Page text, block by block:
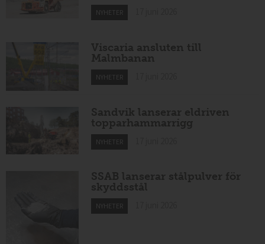
NYHETER
Viscaria ansluten till
Malmbanan
NYHETER
Sandvik lanserar eldriven
topparhammarrigg
NYHETER
SSAB lanserar stålpulver för
skyddsstål
NYHETER